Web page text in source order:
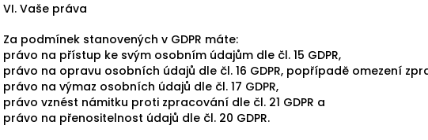
VI. Vaše práva
Za podmínek stanovených v GDPR máte:
právo na přístup ke svým osobním údajům dle čl. 15 GDPR,
právo na opravu osobních údajů dle čl. 16 GDPR, popřípadě omezení
právo na výmaz osobních údajů dle čl. 17 GDPR,
právo vznést námitku proti zpracování dle čl. 21 GDPR a
právo na přenositelnost údajů dle čl. 20 GDPR.